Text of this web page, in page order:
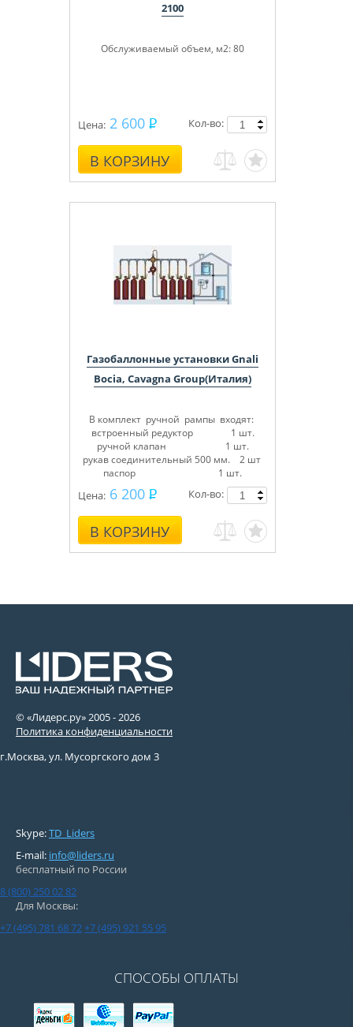
2100
Обслуживаемый объем, м2: 80
Цена: 2 600
В КОРЗИНУ
Кол-во:
Газобаллонные установки Gnali
Bocia, Cavagna Group(Италия)
В комплект ручной рампы входят:
встроенный редуктор 1 шт.
ручной клапан 1 шт.
рукав соединительный 500 мм. 2 шт
паспор 1 шт.
Цена: 6 200
В КОРЗИНУ
Кол-во:
© «Лидерс.ру» 2005 -2026
Политика конфиденциальности
г.Москва, ул. Мусоргского дом 3
Skype:TD_Liders
E-mail: info@liders.ru
бесплатный по России
8 (800) 250 02 82
Для Москвы:
+7 (495) 781 68 72+7 (495) 921 55 95
СПОСОБЫ ОПЛАТЫ